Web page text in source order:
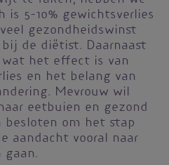
is 5-10% gewichtsverlies
gezondheidswinst
de diëtist. Daarnaast
wat het effect is van
en het belang van
Mevrouw wil
eetbuien en gezond
besloten om het stap
aandacht vooral naar
gaan.